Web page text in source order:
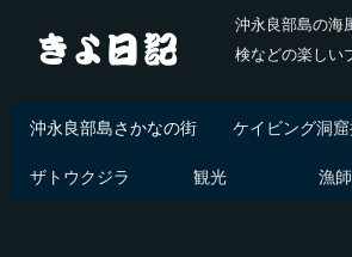
沖永良部島の海
検などの楽しい
沖永良部島さかなの街 ケイビング洞
ザトウクジラ 観光 漁師